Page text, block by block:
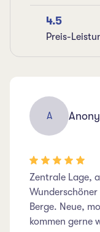
4.5
Preis-
A
Zentrale Lage,
Berge. Neue,
kommen gerne